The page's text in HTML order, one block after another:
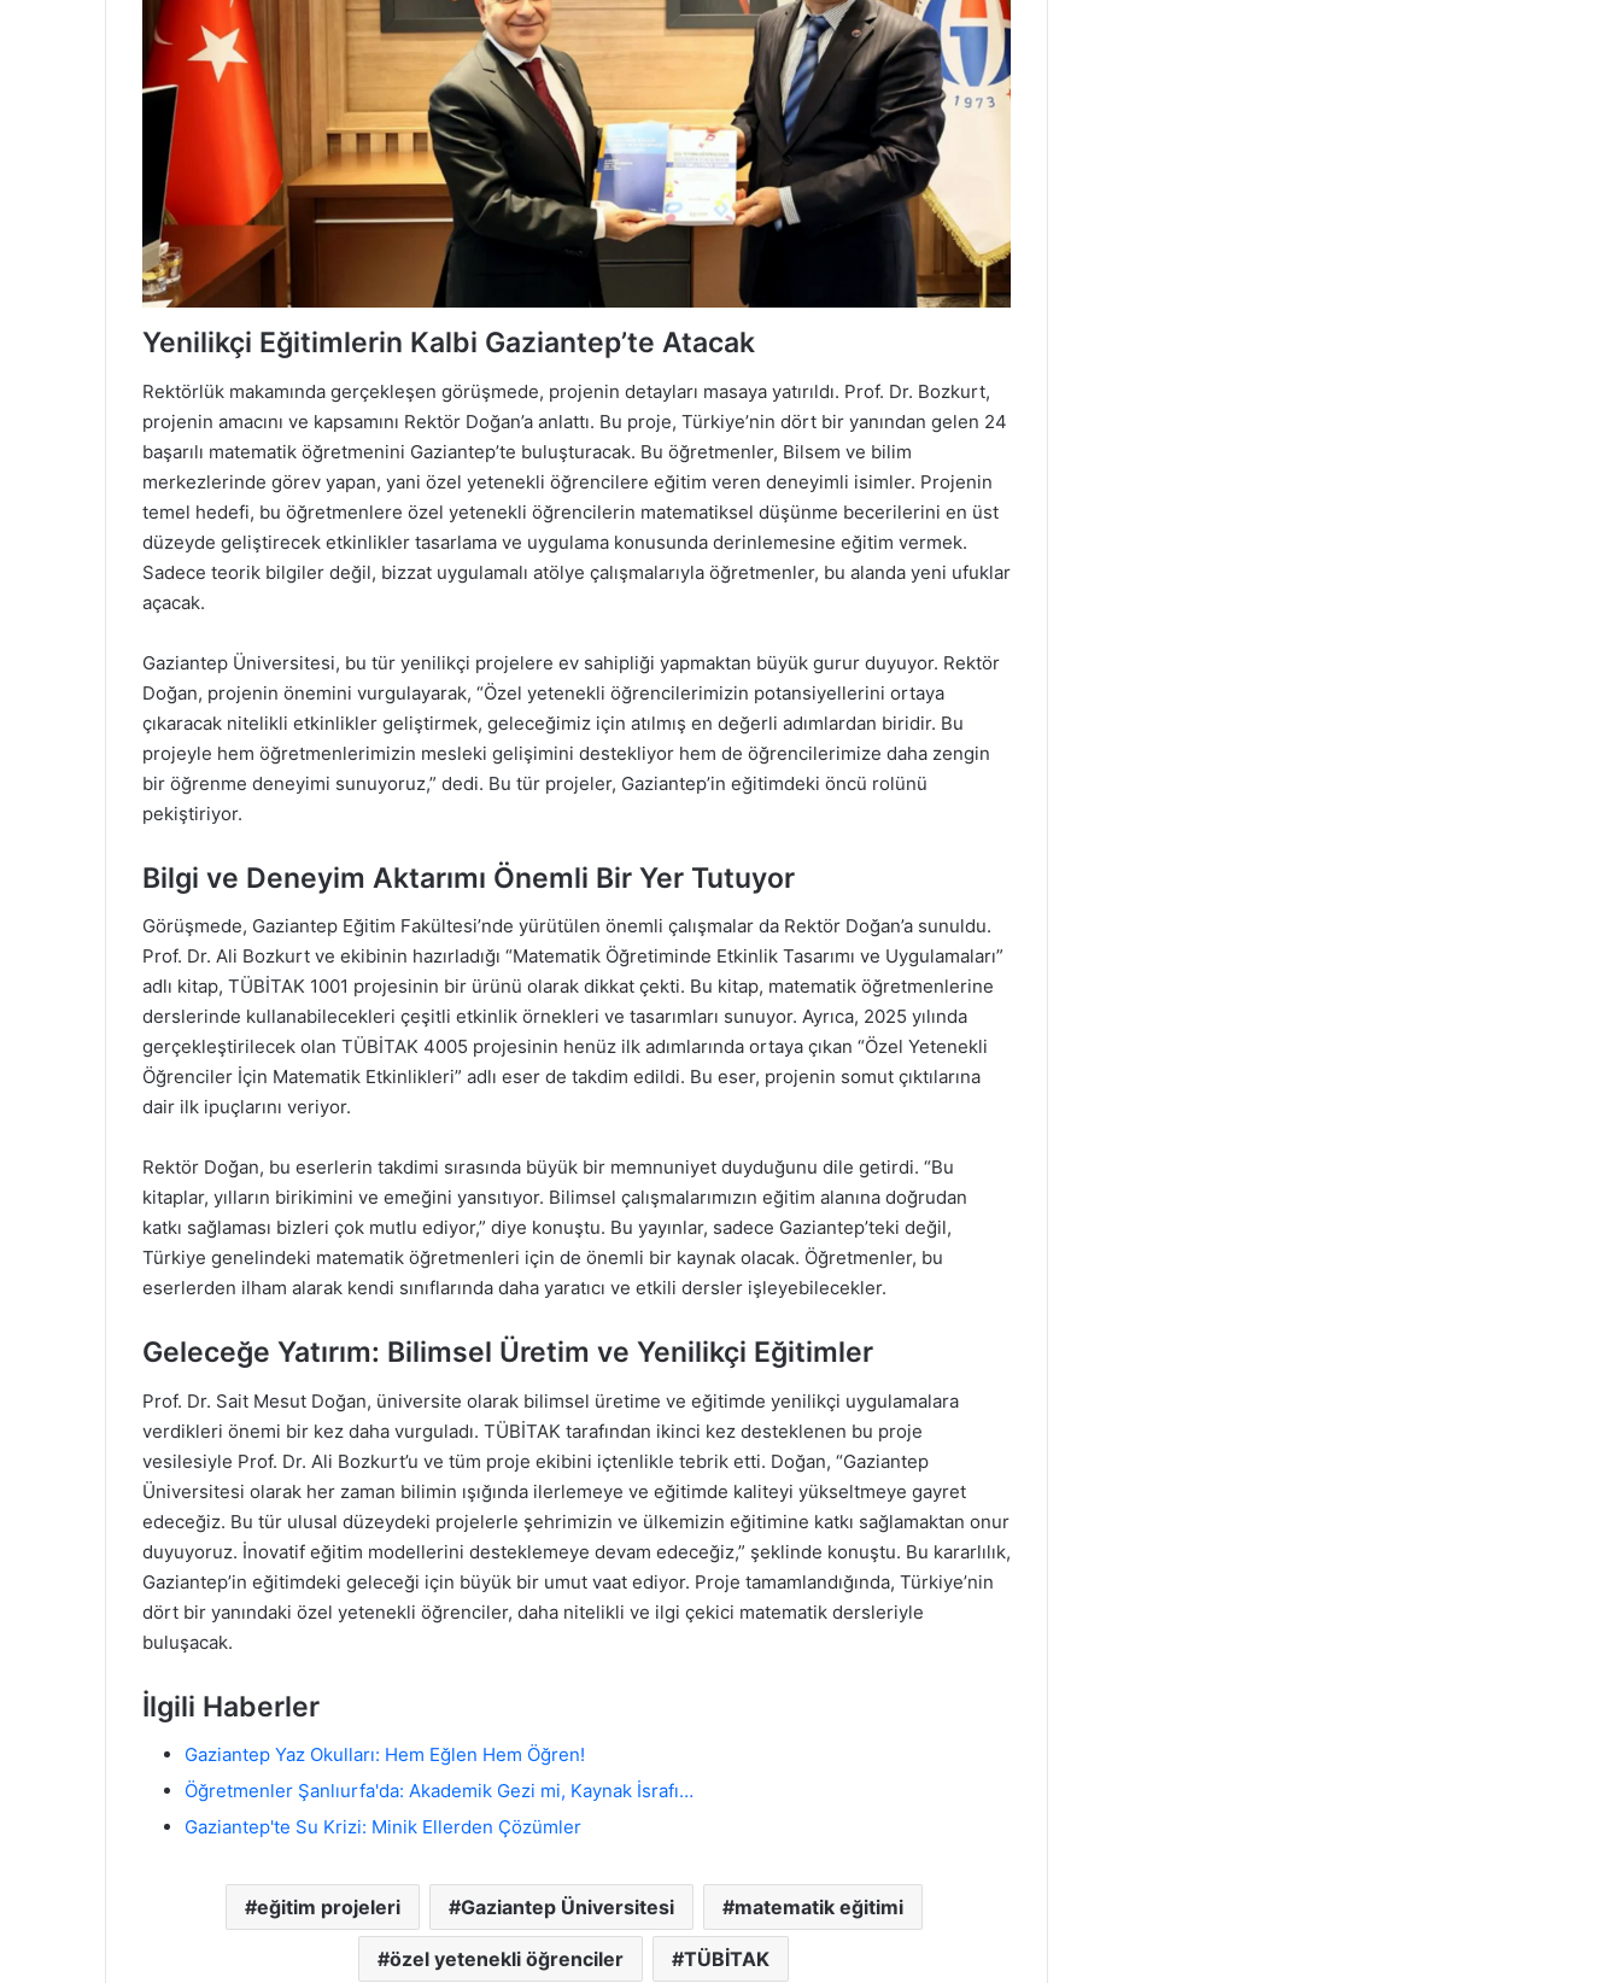
Yenilikçi Eğitimlerin Kalbi Gaziantep’te Atacak
Rektörlük makamında gerçekleşen görüşmede, projenin detayları masaya yatırıldı. Prof. Dr. Bozkurt,
projenin amacını ve kapsamını Rektör Doğan’a anlattı. Bu proje, Türkiye’nin dört bir yanından gelen 24
başarılı matematik öğretmenini Gaziantep’te buluşturacak. Bu öğretmenler, Bilsem ve bilim
merkezlerinde görev yapan, yani özel yetenekli öğrencilere eğitim veren deneyimli isimler. Projenin
temel hedefi, bu öğretmenlere özel yetenekli öğrencilerin matematiksel düşünme becerilerini en üst
düzeyde geliştirecek etkinlikler tasarlama ve uygulama konusunda derinlemesine eğitim vermek.
Sadece teorik bilgiler değil, bizzat uygulamalı atölye çalışmalarıyla öğretmenler, bu alanda yeni ufuklar
açacak.
Gaziantep Üniversitesi, bu tür yenilikçi projelere ev sahipliği yapmaktan büyük gurur duyuyor. Rektör
Doğan, projenin önemini vurgulayarak, “Özel yetenekli öğrencilerimizin potansiyellerini ortaya
çıkaracak nitelikli etkinlikler geliştirmek, geleceğimiz için atılmış en değerli adımlardan biridir. Bu
projeyle hem öğretmenlerimizin mesleki gelişimini destekliyor hem de öğrencilerimize daha zengin
bir öğrenme deneyimi sunuyoruz,” dedi. Bu tür projeler, Gaziantep’in eğitimdeki öncü rolünü
pekiştiriyor.
Bilgi ve Deneyim Aktarımı Önemli Bir Yer Tutuyor
Görüşmede, Gaziantep Eğitim Fakültesi’nde yürütülen önemli çalışmalar da Rektör Doğan’a sunuldu.
Prof. Dr. Ali Bozkurt ve ekibinin hazırladığı “Matematik Öğretiminde Etkinlik Tasarımı ve Uygulamaları”
adlı kitap, TÜBİTAK 1001 projesinin bir ürünü olarak dikkat çekti. Bu kitap, matematik öğretmenlerine
derslerinde kullanabilecekleri çeşitli etkinlik örnekleri ve tasarımları sunuyor. Ayrıca, 2025 yılında
gerçekleştirilecek olan TÜBİTAK 4005 projesinin henüz ilk adımlarında ortaya çıkan “Özel Yetenekli
Öğrenciler İçin Matematik Etkinlikleri” adlı eser de takdim edildi. Bu eser, projenin somut çıktılarına
dair ilk ipuçlarını veriyor.
Rektör Doğan, bu eserlerin takdimi sırasında büyük bir memnuniyet duyduğunu dile getirdi. “Bu
kitaplar, yılların birikimini ve emeğini yansıtıyor. Bilimsel çalışmalarımızın eğitim alanına doğrudan
katkı sağlaması bizleri çok mutlu ediyor,” diye konuştu. Bu yayınlar, sadece Gaziantep’teki değil,
Türkiye genelindeki matematik öğretmenleri için de önemli bir kaynak olacak. Öğretmenler, bu
eserlerden ilham alarak kendi sınıflarında daha yaratıcı ve etkili dersler işleyebilecekler.
Geleceğe Yatırım: Bilimsel Üretim ve Yenilikçi Eğitimler
Prof. Dr. Sait Mesut Doğan, üniversite olarak bilimsel üretime ve eğitimde yenilikçi uygulamalara
verdikleri önemi bir kez daha vurguladı. TÜBİTAK tarafından ikinci kez desteklenen bu proje
vesilesiyle Prof. Dr. Ali Bozkurt’u ve tüm proje ekibini içtenlikle tebrik etti. Doğan, “Gaziantep
Üniversitesi olarak her zaman bilimin ışığında ilerlemeye ve eğitimde kaliteyi yükseltmeye gayret
edeceğiz. Bu tür ulusal düzeydeki projelerle şehrimizin ve ülkemizin eğitimine katkı sağlamaktan onur
duyuyoruz. İnovatif eğitim modellerini desteklemeye devam edeceğiz,” şeklinde konuştu. Bu kararlılık,
Gaziantep’in eğitimdeki geleceği için büyük bir umut vaat ediyor. Proje tamamlandığında, Türkiye’nin
dört bir yanındaki özel yetenekli öğrenciler, daha nitelikli ve ilgi çekici matematik dersleriyle
buluşacak.
İlgili Haberler
Gaziantep Yaz Okulları: Hem Eğlen Hem Öğren!
Öğretmenler Şanlıurfa'da: Akademik Gezi mi, Kaynak İsrafı…
Gaziantep'te Su Krizi: Minik Ellerden Çözümler
eğitim projeleri Gaziantep Üniversitesi matematik eğitimi
özel yetenekli öğrenciler TÜBİTAK